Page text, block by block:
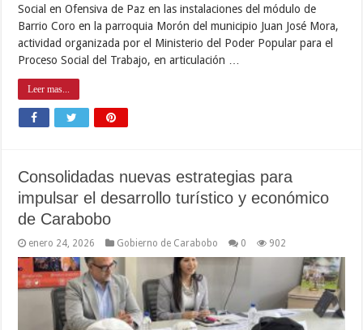
Social en Ofensiva de Paz en las instalaciones del módulo de
Barrio Coro en la parroquia Morón del municipio Juan José Mora,
actividad organizada por el Ministerio del Poder Popular para el
Proceso Social del Trabajo, en articulación …
Leer mas...
Consolidadas nuevas estrategias para
impulsar el desarrollo turístico y económico
de Carabobo
enero 24, 2026 Gobierno de Carabobo 0 902